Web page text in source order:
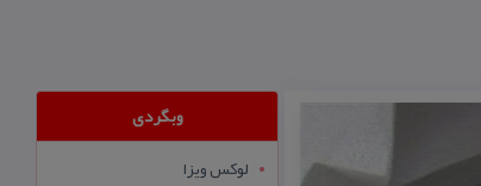
وبگردی
لوکس ویزا